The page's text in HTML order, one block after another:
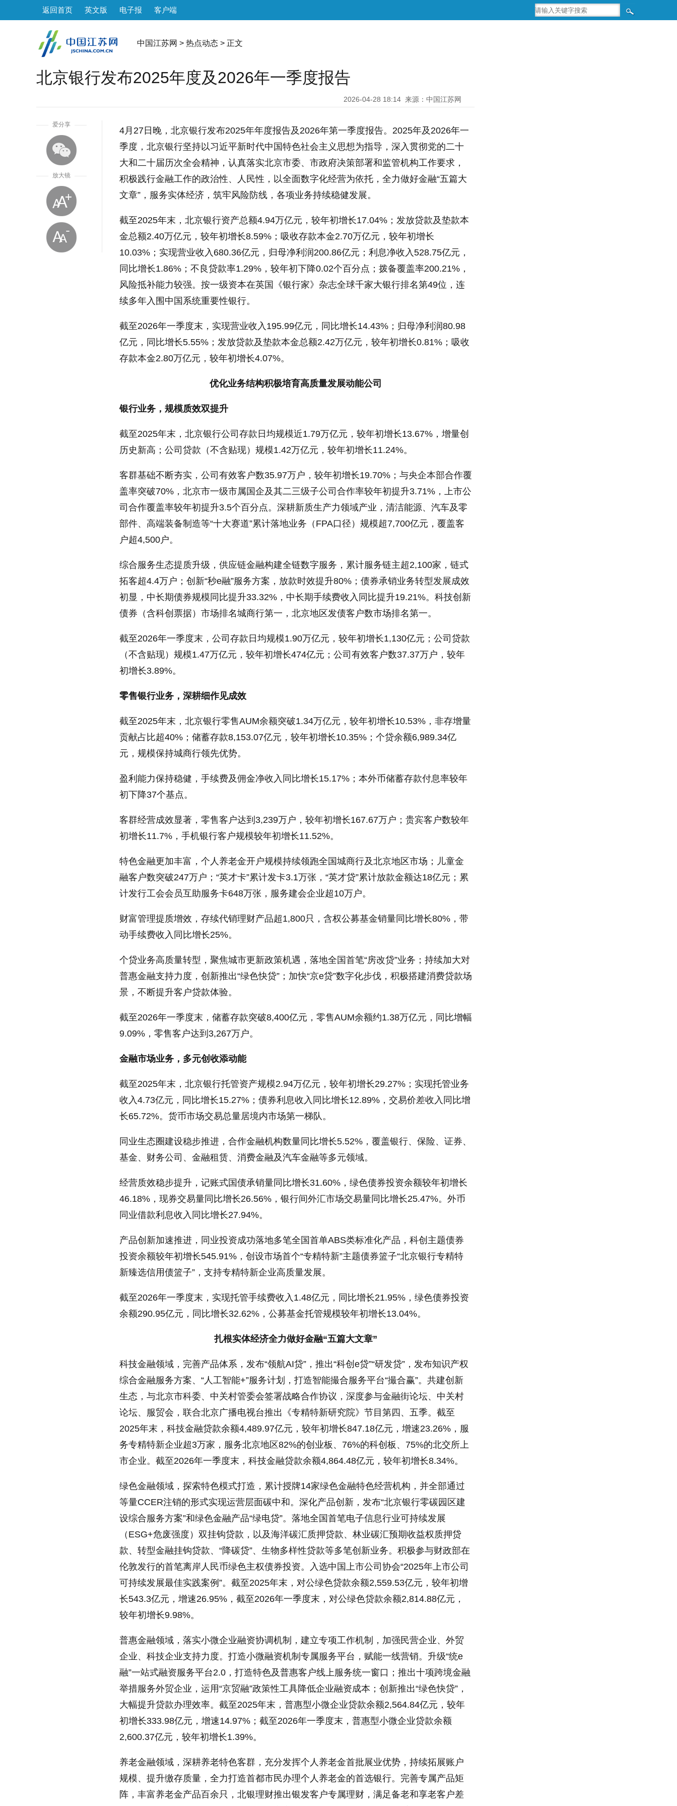
返回首页 英文版 电子报 客户端
中国江苏网 > 热点动态 > 正文
北京银行发布2025年度及2026年一季度报告
2026-04-28 18:14 来源：中国江苏网
爱分享
放大镜
4月27日晚，北京银行发布2025年年度报告及2026年第一季度报告。2025年及2026年一
季度，北京银行坚持以习近平新时代中国特色社会主义思想为指导，深入贯彻党的二十
大和二十届历次全会精神，认真落实北京市委、市政府决策部署和监管机构工作要求，
积极践行金融工作的政治性、人民性，以全面数字化经营为依托，全力做好金融“五篇大
文章”，服务实体经济，筑牢风险防线，各项业务持续稳健发展。
截至2025年末，北京银行资产总额4.94万亿元，较年初增长17.04%；发放贷款及垫款本
金总额2.40万亿元，较年初增长8.59%；吸收存款本金2.70万亿元，较年初增长
10.03%；实现营业收入680.36亿元，归母净利润200.86亿元；利息净收入528.75亿元，
同比增长1.86%；不良贷款率1.29%，较年初下降0.02个百分点；拨备覆盖率200.21%，
风险抵补能力较强。按一级资本在英国《银行家》杂志全球千家大银行排名第49位，连
续多年入围中国系统重要性银行。
截至2026年一季度末，实现营业收入195.99亿元，同比增长14.43%；归母净利润80.98
亿元，同比增长5.55%；发放贷款及垫款本金总额2.42万亿元，较年初增长0.81%；吸收
存款本金2.80万亿元，较年初增长4.07%。
优化业务结构积极培育高质量发展动能公司
银行业务，规模质效双提升
截至2025年末，北京银行公司存款日均规模近1.79万亿元，较年初增长13.67%，增量创
历史新高；公司贷款（不含贴现）规模1.42万亿元，较年初增长11.24%。
客群基础不断夯实，公司有效客户数35.97万户，较年初增长19.70%；与央企本部合作覆
盖率突破70%，北京市一级市属国企及其二三级子公司合作率较年初提升3.71%，上市公
司合作覆盖率较年初提升3.5个百分点。深耕新质生产力领域产业，清洁能源、汽车及零
部件、高端装备制造等“十大赛道”累计落地业务（FPA口径）规模超7,700亿元，覆盖客
户超4,500户。
综合服务生态提质升级，供应链金融构建全链数字服务，累计服务链主超2,100家，链式
拓客超4.4万户；创新“秒e融”服务方案，放款时效提升80%；债券承销业务转型发展成效
初显，中长期债券规模同比提升33.32%，中长期手续费收入同比提升19.21%。科技创新
债券（含科创票据）市场排名城商行第一，北京地区发债客户数市场排名第一。
截至2026年一季度末，公司存款日均规模1.90万亿元，较年初增长1,130亿元；公司贷款
（不含贴现）规模1.47万亿元，较年初增长474亿元；公司有效客户数37.37万户，较年
初增长3.89%。
零售银行业务，深耕细作见成效
截至2025年末，北京银行零售AUM余额突破1.34万亿元，较年初增长10.53%，非存增量
贡献占比超40%；储蓄存款8,153.07亿元，较年初增长10.35%；个贷余额6,989.34亿
元，规模保持城商行领先优势。
盈利能力保持稳健，手续费及佣金净收入同比增长15.17%；本外币储蓄存款付息率较年
初下降37个基点。
客群经营成效显著，零售客户达到3,239万户，较年初增长167.67万户；贵宾客户数较年
初增长11.7%，手机银行客户规模较年初增长11.52%。
特色金融更加丰富，个人养老金开户规模持续领跑全国城商行及北京地区市场；儿童金
融客户数突破247万户；“英才卡”累计发卡3.1万张，“英才贷”累计放款金额达18亿元；累
计发行工会会员互助服务卡648万张，服务建会企业超10万户。
财富管理提质增效，存续代销理财产品超1,800只，含权公募基金销量同比增长80%，带
动手续费收入同比增长25%。
个贷业务高质量转型，聚焦城市更新政策机遇，落地全国首笔“房改贷”业务；持续加大对
普惠金融支持力度，创新推出“绿色快贷”；加快“京e贷”数字化步伐，积极搭建消费贷款场
景，不断提升客户贷款体验。
截至2026年一季度末，储蓄存款突破8,400亿元，零售AUM余额约1.38万亿元，同比增幅
9.09%，零售客户达到3,267万户。
金融市场业务，多元创收添动能
截至2025年末，北京银行托管资产规模2.94万亿元，较年初增长29.27%；实现托管业务
收入4.73亿元，同比增长15.27%；债券利息收入同比增长12.89%，交易价差收入同比增
长65.72%。货币市场交易总量居境内市场第一梯队。
同业生态圈建设稳步推进，合作金融机构数量同比增长5.52%，覆盖银行、保险、证券、
基金、财务公司、金融租赁、消费金融及汽车金融等多元领域。
经营质效稳步提升，记账式国债承销量同比增长31.60%，绿色债券投资余额较年初增长
46.18%，现券交易量同比增长26.56%，银行间外汇市场交易量同比增长25.47%。外币
同业借款利息收入同比增长27.94%。
产品创新加速推进，同业投资成功落地多笔全国首单ABS类标准化产品，科创主题债券
投资余额较年初增长545.91%，创设市场首个“专精特新”主题债券篮子“北京银行专精特
新臻选信用债篮子”，支持专精特新企业高质量发展。
截至2026年一季度末，实现托管手续费收入1.48亿元，同比增长21.95%，绿色债券投资
余额290.95亿元，同比增长32.62%，公募基金托管规模较年初增长13.04%。
扎根实体经济全力做好金融“五篇大文章”
科技金融领域，完善产品体系，发布“领航AI贷”，推出“科创e贷”“研发贷”，发布知识产权
综合金融服务方案、“人工智能+”服务计划，打造智能撮合服务平台“撮合赢”。共建创新
生态，与北京市科委、中关村管委会签署战略合作协议，深度参与金融街论坛、中关村
论坛、服贸会，联合北京广播电视台推出《专精特新研究院》节目第四、五季。截至
2025年末，科技金融贷款余额4,489.97亿元，较年初增长847.18亿元，增速23.26%，服
务专精特新企业超3万家，服务北京地区82%的创业板、76%的科创板、75%的北交所上
市企业。截至2026年一季度末，科技金融贷款余额4,864.48亿元，较年初增长8.34%。
绿色金融领域，探索特色模式打造，累计授牌14家绿色金融特色经营机构，并全部通过
等量CCER注销的形式实现运营层面碳中和。深化产品创新，发布“北京银行零碳园区建
设综合服务方案”和绿色金融产品“绿电贷”。落地全国首笔电子信息行业可持续发展
（ESG+危废强度）双挂钩贷款，以及海洋碳汇质押贷款、林业碳汇预期收益权质押贷
款、转型金融挂钩贷款、“降碳贷”、生物多样性贷款等多笔创新业务。积极参与财政部在
伦敦发行的首笔离岸人民币绿色主权债券投资。入选中国上市公司协会“2025年上市公司
可持续发展最佳实践案例”。截至2025年末，对公绿色贷款余额2,559.53亿元，较年初增
长543.3亿元，增速26.95%，截至2026年一季度末，对公绿色贷款余额2,814.88亿元，
较年初增长9.98%。
普惠金融领域，落实小微企业融资协调机制，建立专项工作机制，加强民营企业、外贸
企业、科技企业支持力度。打造小微融资机制专属服务平台，赋能一线营销。升级“统e
融”一站式融资服务平台2.0，打造特色及普惠客户线上服务统一窗口；推出十项跨境金融
举措服务外贸企业，运用“京贸融”政策性工具降低企业融资成本；创新推出“绿色快贷”，
大幅提升贷款办理效率。截至2025年末，普惠型小微企业贷款余额2,564.84亿元，较年
初增长333.98亿元，增速14.97%；截至2026年一季度末，普惠型小微企业贷款余额
2,600.37亿元，较年初增长1.39%。
养老金融领域，深耕养老特色客群，充分发挥个人养老金首批展业优势，持续拓展账户
规模、提升缴存质量，全力打造首都市民办理个人养老金的首选银行。完善专属产品矩
阵，丰富养老金产品百余只，北银理财推出银发客户专属理财，满足备老和享老客户差